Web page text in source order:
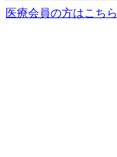
医療会員の方はこちら